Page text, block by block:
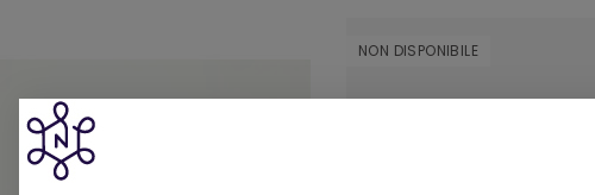
NON DISPONIBILE